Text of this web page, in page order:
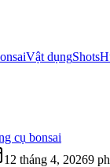
Vật dụngShots
cụ bonsai
12 tháng 4, 20269